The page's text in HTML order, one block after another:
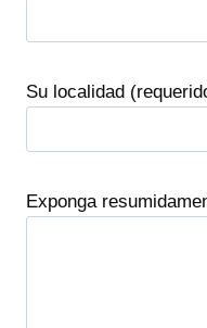
Su localidad
Exponga